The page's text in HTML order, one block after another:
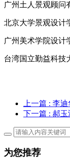
广州土人景观顾
北京大学景观设计
广州美术学院设计
台湾国立勤益科技
上一篇 : 李迪
下一篇 : 郝玉
为您推荐